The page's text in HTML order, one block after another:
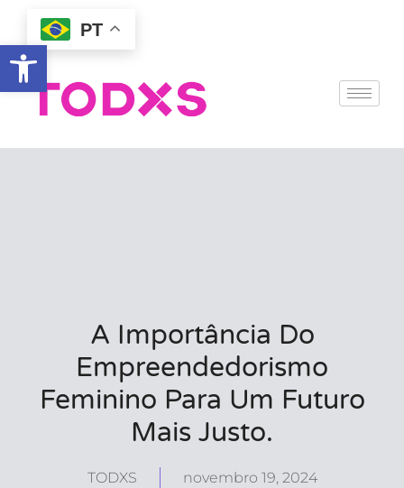
Abrir a barra de ferramentas
PT
A Importância Do
Empreendedorismo
Feminino Para Um Futuro
Mais Justo.
TODXS novembro 19, 2024